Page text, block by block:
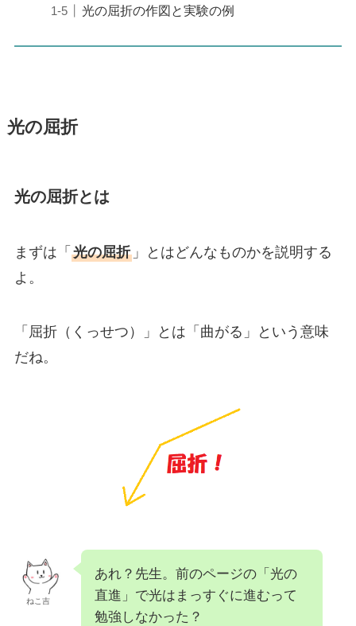
光の屈折の作図と実験の例
光の屈折
光の屈折とは
まずは「 光の屈折」とはどんなものかを説明する
よ。
「屈折（くっせつ）」とは「曲がる」という意味
だね。
ねこ吉
あれ？先生。前のページの「光の
直進」で光はまっすぐに進むって
勉強しなかった？